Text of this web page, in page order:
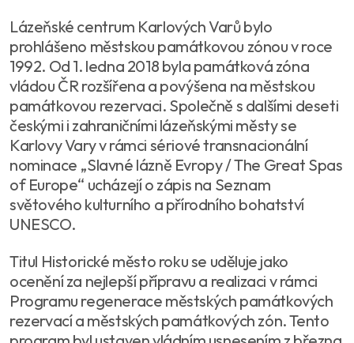
Lázeňské centrum Karlových Varů bylo
prohlášeno městskou památkovou zónou v roce
1992. Od 1. ledna 2018 byla památková zóna
vládou ČR rozšířena a povýšena na městskou
památkovou rezervaci. Společně s dalšími deseti
českými i zahraničními lázeňskými městy se
Karlovy Vary v rámci sériové transnacionální
nominace „Slavné lázně Evropy / The Great Spas
of Europe“ ucházejí o zápis na Seznam
světového kulturního a přírodního bohatství
UNESCO.
Titul Historické město roku se uděluje jako
ocenění za nejlepší přípravu a realizaci v rámci
Programu regenerace městských památkových
rezervací a městských památkových zón. Tento